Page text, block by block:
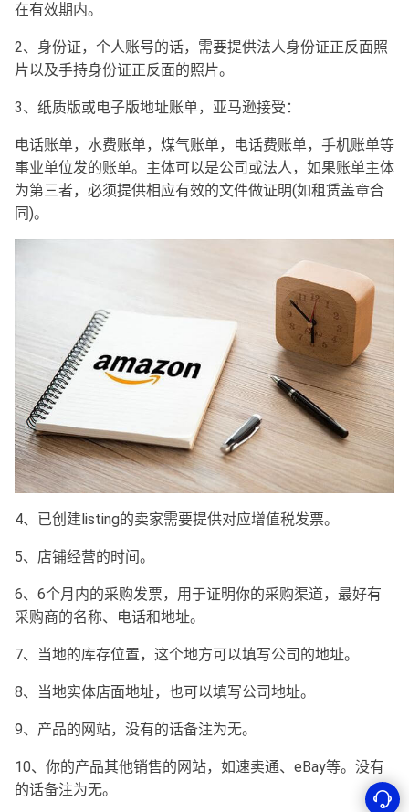
在有效期内。
2、身份证，个人账号的话，需要提供法人身份证正反面照
片以及手持身份证正反面的照片。
3、纸质版或电子版地址账单，亚马逊接受：
电话账单，水费账单，煤气账单，电话费账单，手机账单等
事业单位发的账单。主体可以是公司或法人，如果账单主体
为第三者，必须提供相应有效的文件做证明(如租赁盖章合
同)。
4、已创建listing的卖家需要提供对应增值税发票。
5、店铺经营的时间。
6、6个月内的采购发票，用于证明你的采购渠道，最好有
采购商的名称、电话和地址。
7、当地的库存位置，这个地方可以填写公司的地址。
8、当地实体店面地址，也可以填写公司地址。
9、产品的网站，没有的话备注为无。
10、你的产品其他销售的网站，如速卖通、eBay等。没有
的话备注为无。